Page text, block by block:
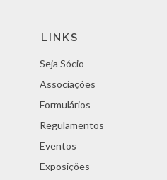
LINKS
Seja Sócio
Associações
Formulários
Regulamentos
Eventos
Exposições